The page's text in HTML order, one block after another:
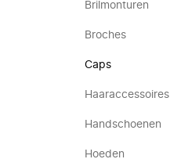
Brilmonturen
Broches
Caps
Haaraccessoires
Handschoenen
Hoeden